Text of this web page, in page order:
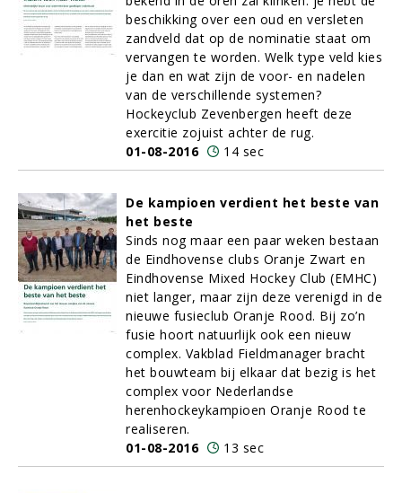
beschikking over een oud en versleten
zandveld dat op de nominatie staat om
vervangen te worden. Welk type veld kies
je dan en wat zijn de voor- en nadelen
van de verschillende systemen?
Hockeyclub Zevenbergen heeft deze
exercitie zojuist achter de rug.
01-08-2016
14 sec
De kampioen verdient het beste van
het beste
Sinds nog maar een paar weken bestaan
de Eindhovense clubs Oranje Zwart en
Eindhovense Mixed Hockey Club (EMHC)
niet langer, maar zijn deze verenigd in de
nieuwe fusieclub Oranje Rood. Bij zo’n
fusie hoort natuurlijk ook een nieuw
complex. Vakblad Fieldmanager bracht
het bouwteam bij elkaar dat bezig is het
complex voor Nederlandse
herenhockeykampioen Oranje Rood te
realiseren.
01-08-2016
13 sec